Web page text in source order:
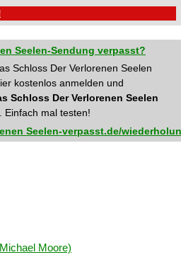
Seelen-Sendung verpasst?
Schloss Der Verlorenen Seelen
kostenlos anmelden und
Schloss Der Verlorenen Seelen
. Einfach mal testen!
Seelen-verpasst.de/
Moore)